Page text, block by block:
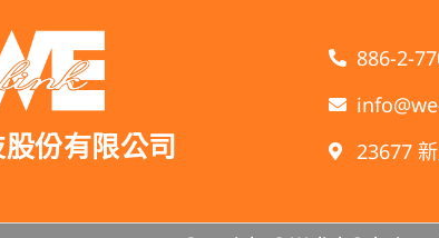
份有限公司
886-2-
23677